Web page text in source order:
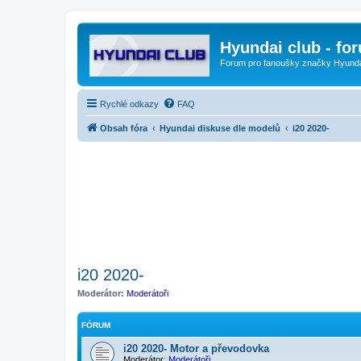
Hyundai club -
Forum pro fanoušky značky
Rychlé odkazy FAQ
Obsah fóra Hyundai diskuse dle modelů i20 2020-
i20 2020-
Moderátor: Moderátoři
FÓRUM
i20 2020- Motor a převodovka